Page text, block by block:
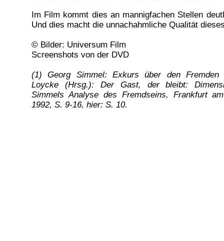
Im Film kommt dies an mannigfachen Stellen
Und dies macht die unnachahmliche Qualität
© Bilder: Universum Film
Screenshots von der DVD
(1) Georg Simmel: Exkurs über den Fremden
Loycke (Hrsg.): Der Gast, der bleibt:
Simmels Analyse des Fremdseins, Frankfurt
1992, S. 9-16, hier: S. 10.